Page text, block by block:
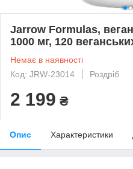
Jarrow Formulas,
1000 мг, 120
Немає в наявності
Код: JRW-23014
Роздріб
2 199 ₴
Опис Характеристики